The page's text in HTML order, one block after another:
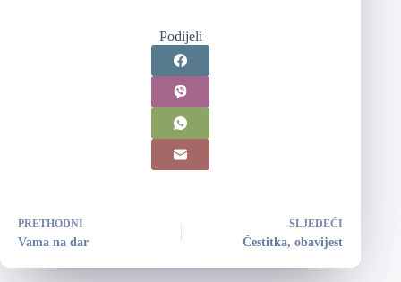
Podijeli
PRETHODNI
Vama na dar
SLJEDEĆI
Čestitka, obavijest